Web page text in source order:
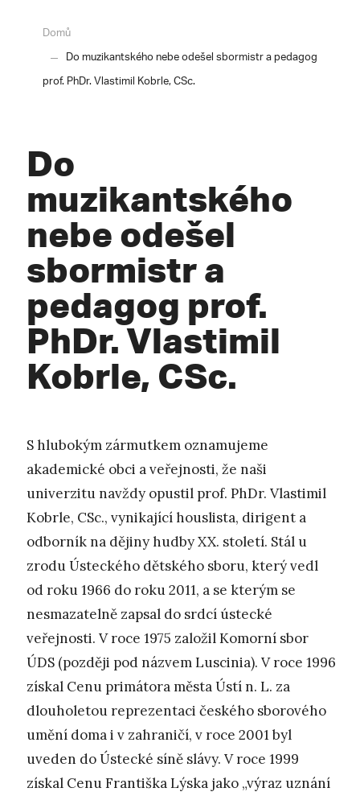
Domů
Do muzikantského nebe odešel sbormistr a pedagog
prof. PhDr. Vlastimil Kobrle, CSc.
Do
muzikantského
nebe odešel
sbormistr a
pedagog prof.
PhDr. Vlastimil
Kobrle, CSc.
S hlubokým zármutkem oznamujeme
akademické obci a veřejnosti, že naši
univerzitu navždy opustil prof. PhDr. Vlastimil
Kobrle, CSc., vynikající houslista, dirigent a
odborník na dějiny hudby XX. století. Stál u
zrodu Ústeckého dětského sboru, který vedl
od roku 1966 do roku 2011, a se kterým se
nesmazatelně zapsal do srdcí ústecké
veřejnosti. V roce 1975 založil Komorní sbor
ÚDS (později pod názvem Luscinia). V roce 1996
získal Cenu primátora města Ústí n. L. za
dlouholetou reprezentaci českého sborového
umění doma i v zahraničí, v roce 2001 byl
uveden do Ústecké síně slávy. V roce 1999
získal Cenu Františka Lýska jako „výraz uznání